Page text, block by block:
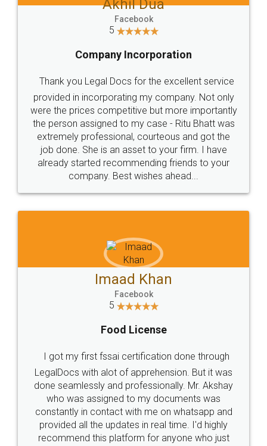
Akhil Dua
Facebook
5
Company Incorporation
Thank you Legal Docs for the excellent service
provided in incorporating my company. Not only
were the prices competitive but more importantly
the person assigned to my case - Ritu Bhatt was
extremely professional, courteous and got the
job done. She is an asset to your firm. I have
already started recommending friends to your
company. Best wishes ahead...
Imaad Khan
Facebook
5
Food License
I got my first fssai certification done through
LegalDocs with alot of apprehension. But it was
done seamlessly and professionally. Mr. Akshay
who was assigned to my documents was
constantly in contact with me on whatsapp and
provided all the updates in real time. I'd highly
recommend this platform for anyone who just